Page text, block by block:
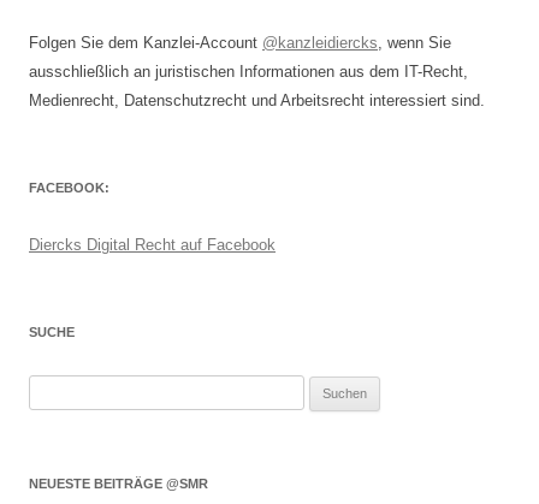
Folgen Sie dem Kanzlei-Account @kanzleidiercks, wenn Sie
ausschließlich an juristischen Informationen aus dem IT-Recht,
Medienrecht, Datenschutzrecht und Arbeitsrecht interessiert sind.
FACEBOOK:
Diercks Digital Recht auf Facebook
SUCHE
NEUESTE BEITRÄGE @SMR